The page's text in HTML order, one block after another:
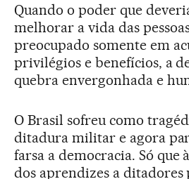
Quando o poder que
melhorar a vida das
preocupado somente em
privilégios e benefícios, a
quebra envergonhada e
O Brasil sofreu como
ditadura militar e agora
farsa a democracia. Só que
dos aprendizes a ditadores